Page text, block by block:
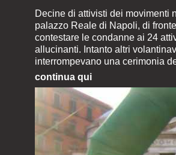
Decine di attivisti dei movimenti
palazzo Reale di Napoli, di
contestare le condanne ai 24
allucinanti. Intanto altri
interrompevano una cerimonia
continua qui